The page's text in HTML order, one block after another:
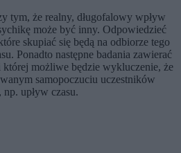
tym, że realny, długofalowy wpływ
może być inny. Odpowiedzieć
skupiać się będą na odbiorze tego
Ponadto następne badania zawierać
możliwe będzie wykluczenie, że
samopoczuciu uczestników
upływ czasu.